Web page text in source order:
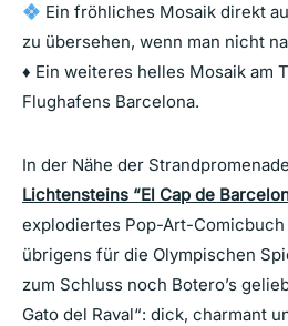
Ein fröhliches Mosaik direkt
zu übersehen, wenn man nicht
♦️ Ein weiteres helles Mosaik am
Flughafens Barcelona.
In der Nähe der
Lichtensteins “El Cap de
explodiertes Pop-Art-
übrigens für die Olympischen
zum Schluss noch Botero’s
Gato del Raval“: dick, charmant